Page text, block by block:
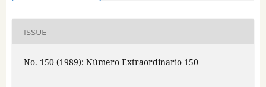
ISSUE
No. 150 (1989): Número Extraordinario 150